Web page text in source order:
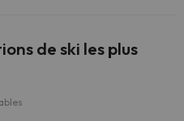
de ski les plus